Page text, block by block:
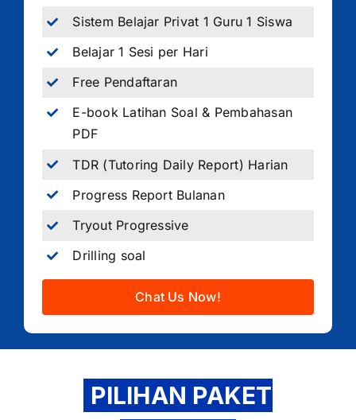
Sistem Belajar Privat 1 Guru 1 Siswa
Belajar 1 Sesi per Hari
Free Pendaftaran
E-book Latihan Soal & Pembahasan
PDF
TDR (Tutoring Daily Report) Harian
Progress Report Bulanan
Tryout Progressive
Drilling soal
Chat Us Now!
PILIHAN PAKET